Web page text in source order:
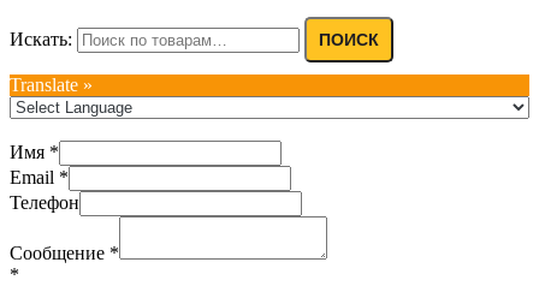
Искать: ПОИСК
Translate »
Имя *
Email *
Телефон
Сообщение *
*